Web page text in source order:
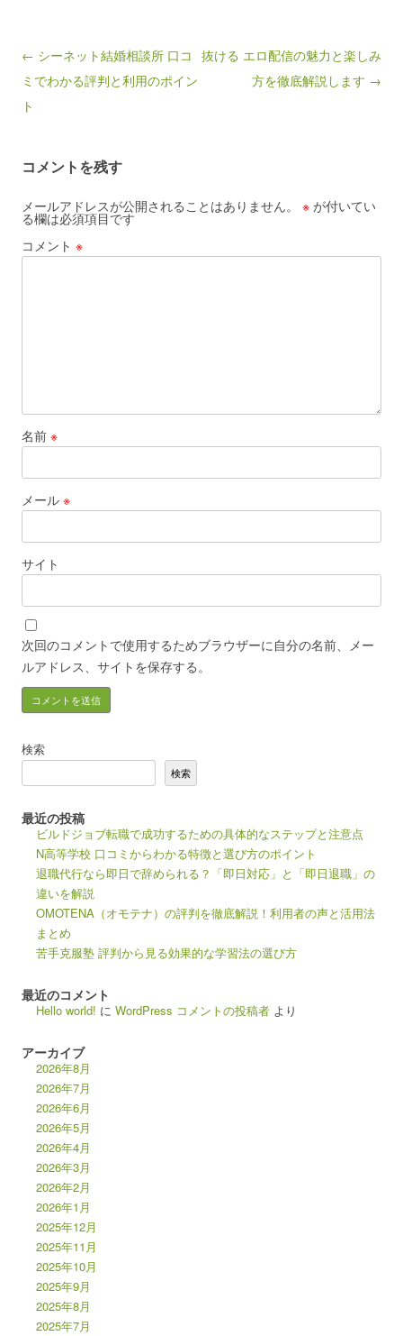
Post navigation
← シーネット結婚相談所 口コ
ミでわかる評判と利用のポイン
ト
抜ける エロ配信の魅力と楽しみ
方を徹底解説します →
コメントを残す
メールアドレスが公開されることはありません。 ※ が付いてい
る欄は必須項目です
コメント ※
名前 ※
メール ※
サイト
次回のコメントで使用するためブラウザーに自分の名前、メー
ルアドレス、サイトを保存する。
検索
検索
最近の投稿
ビルドジョブ転職で成功するための具体的なステップと注意点
N高等学校 口コミからわかる特徴と選び方のポイント
退職代行なら即日で辞められる？「即日対応」と「即日退職」の
違いを解説
OMOTENA（オモテナ）の評判を徹底解説！利用者の声と活用法
まとめ
苦手克服塾 評判から見る効果的な学習法の選び方
最近のコメント
Hello world! に WordPress コメントの投稿者 より
アーカイブ
2026年8月
2026年7月
2026年6月
2026年5月
2026年4月
2026年3月
2026年2月
2026年1月
2025年12月
2025年11月
2025年10月
2025年9月
2025年8月
2025年7月